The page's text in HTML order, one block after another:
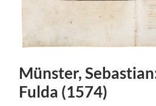
Münster,
Fulda (1574)